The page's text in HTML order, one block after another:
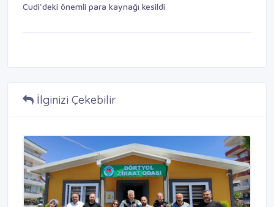
Cudi'deki önemli para kaynağı kesildi
İlginizi Çekebilir